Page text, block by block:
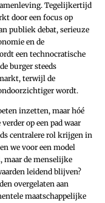
Tegelijkertijd
door een focus op
publiek debat, serieuze
en de
een technocratische
burger steeds
terwijl de
wordt.
inzetten, maar hóé
op een pad waar
centralere rol krijgen in
we voor een model
maar de menselijke
leidend blijven?
overgelaten aan
maatschappelijke